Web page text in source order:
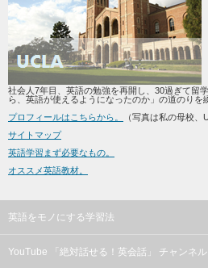
社会人7年目、英語の勉強を再開し、30過ぎて留
ら、英語が使えるようになったのか」の道のりを
プロフィールはこちらから。
（写真は私の母校、
サイトマップ
英語学習まず必要なもの。
オススメ英語教材。
英語をモノにする学習法
YouTube 「絶対話せる！英会話」 チャンネル